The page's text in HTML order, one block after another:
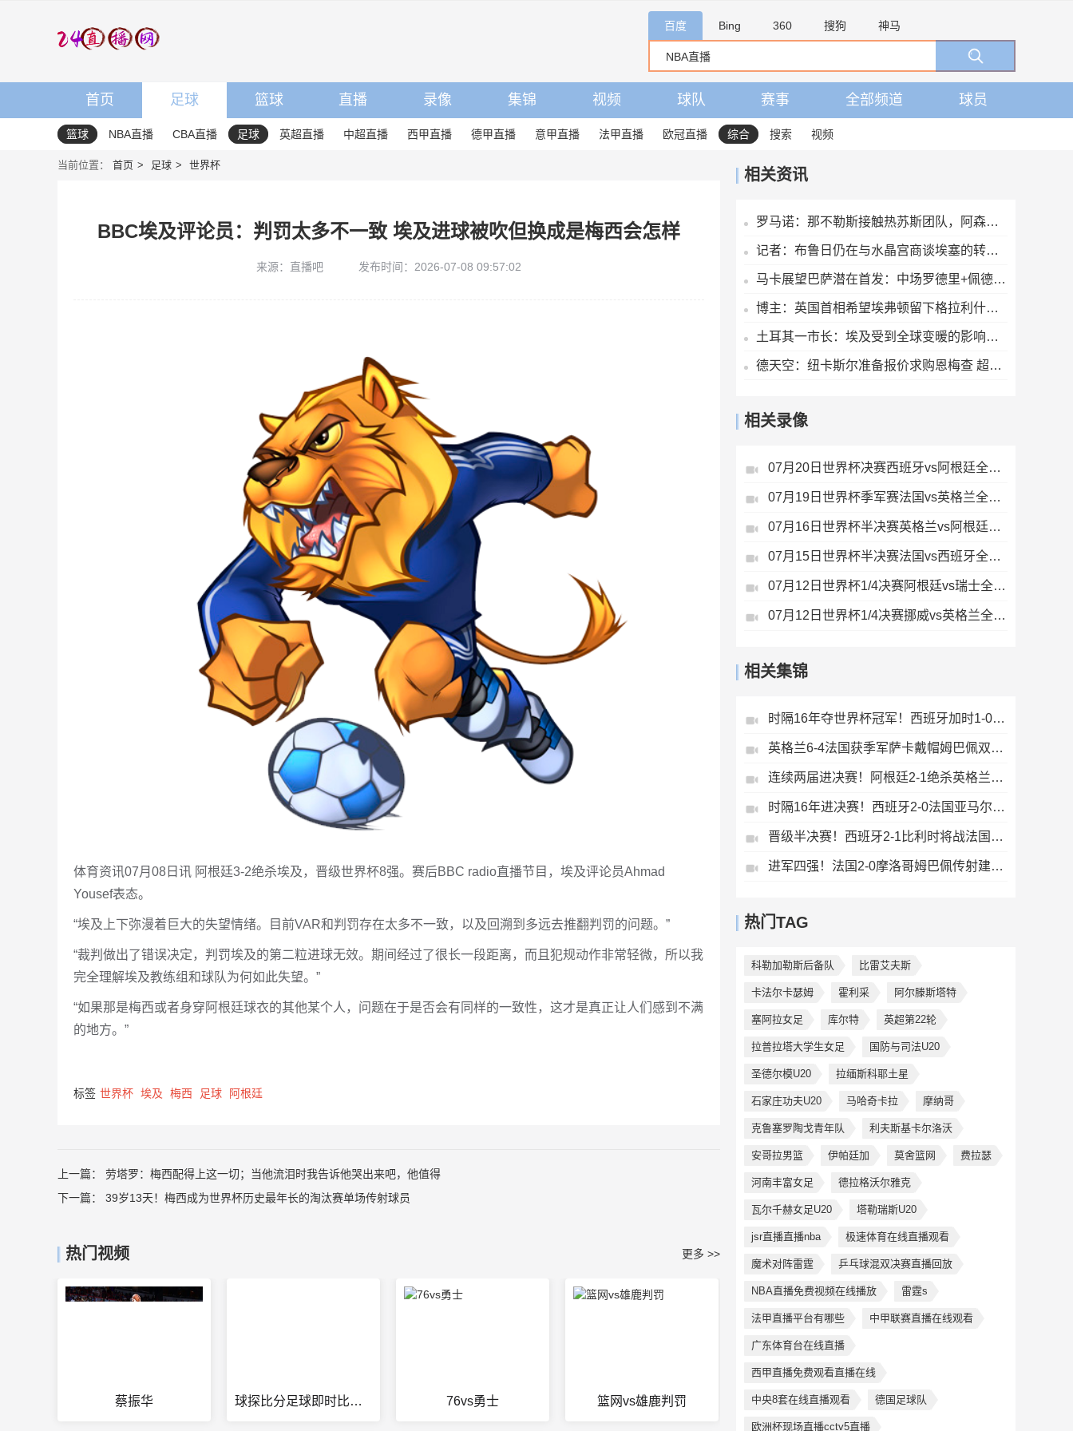
百度 Bing 360 搜狗 神马
首页 足球 篮球 直播 录像 集锦 视频 球队 赛事 全部频道 球员
篮球 NBA直播 CBA直播 足球 英超直播 中超直播 西甲直播 德甲直播 意甲直播 法甲直播 欧冠直播 综合 搜索 视频
当前位置： 首页 足球 世界杯
BBC埃及评论员：判罚太多不一致 埃及进球被吹但换成是梅西会怎样
来源：直播吧 发布时间：2026-07-08 09:57:02
体育资讯07月08日讯 阿根廷3-2绝杀埃及，晋级世界杯8强。赛后BBC radio直播节目，埃及评论员Ahmad
Yousef表态。
“埃及上下弥漫着巨大的失望情绪。目前VAR和判罚存在太多不一致，以及回溯到多远去推翻判罚的问题。”
“裁判做出了错误决定，判罚埃及的第二粒进球无效。期间经过了很长一段距离，而且犯规动作非常轻微，所以我
完全理解埃及教练组和球队为何如此失望。”
“如果那是梅西或者身穿阿根廷球衣的其他某个人，问题在于是否会有同样的一致性，这才是真正让人们感到不满
的地方。”
标签 世界杯 埃及 梅西 足球 阿根廷
上一篇： 劳塔罗：梅西配得上这一切；当他流泪时我告诉他哭出来吧，他值得
下一篇： 39岁13天！梅西成为世界杯历史最年长的淘汰赛单场传射球员
热门视频 更多 >>
蔡振华 球探比分足球即时比分网昨天赛果 76vs勇士 篮网vs雄鹿判罚
相关资讯
罗马诺：那不勒斯接触热苏斯团队，阿森纳只接受永久转会
记者：布鲁日仍在与水晶宫商谈埃塞的转会交易
马卡展望巴萨潜在首发：中场罗德里+佩德里+奥尔莫 阿德耶米中锋
博主：英国首相希望埃弗顿留下格拉利什，并在今夏签下一名右后卫
土耳其一市长：埃及受到全球变暖的影响，我们愿给萨拉赫一块土地
德天空：纽卡斯尔准备报价求购恩梅查 超1亿欧才能让多特考虑放人
相关录像
07月20日世界杯决赛西班牙vs阿根廷全场录像
07月19日世界杯季军赛法国vs英格兰全场录像
07月16日世界杯半决赛英格兰vs阿根廷全场录像
07月15日世界杯半决赛法国vs西班牙全场录像
07月12日世界杯1/4决赛阿根廷vs瑞士全场录像
07月12日世界杯1/4决赛挪威vs英格兰全场录像
相关集锦
时隔16年夺世界杯冠军！西班牙加时1-0阿根廷费兰制胜恩佐染红
英格兰6-4法国获季军萨卡戴帽姆巴佩双响创纪录奥利塞2助+失良机
连续两届进决赛！阿根廷2-1绝杀英格兰劳塔罗恩佐破门梅西两助攻
时隔16年进决赛！西班牙2-0法国亚马尔造点奥亚萨瓦尔、波罗破门
晋级半决赛！西班牙2-1比利时将战法国梅里诺替补绝杀拉门斯送礼
进军四强！法国2-0摩洛哥姆巴佩传射建功+失点登贝莱贴地斩
热门TAG
科勒加勒斯后备队 比雷艾夫斯
卡法尔卡瑟姆 霍利采 阿尔滕斯塔特
塞阿拉女足 库尔特 英超第22轮
拉普拉塔大学生女足 国防与司法U20
圣德尔模U20 拉缅斯科耶土星
石家庄功夫U20 马哈奇卡拉 摩纳哥
克鲁塞罗陶戈青年队 利夫斯基卡尔洛沃
安哥拉男篮 伊帕廷加 莫舍篮网 费拉瑟
河南丰富女足 德拉格沃尔雅克
瓦尔千赫女足U20 塔勒瑞斯U20
jsr直播直播nba 极速体育在线直播观看
魔术对阵雷霆 乒乓球混双决赛直播回放
NBA直播免费视频在线播放 雷霆s
法甲直播平台有哪些 中甲联赛直播在线观看
广东体育台在线直播
西甲直播免费观看直播在线
中央8套在线直播观看 德国足球队
欧洲杯现场直播cctv5直播